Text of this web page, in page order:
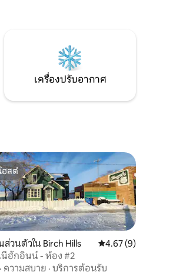
เครื่องปรับอากาศ
ฮสต์
ฮสต์
วนตัวใน Birch Hills คะแนนเฉลี่ย 4.67 จา
4.67 (9)
นี่ฮักอินน์ - ห้อง #2
· ความสบาย · บริการต้อนรับ